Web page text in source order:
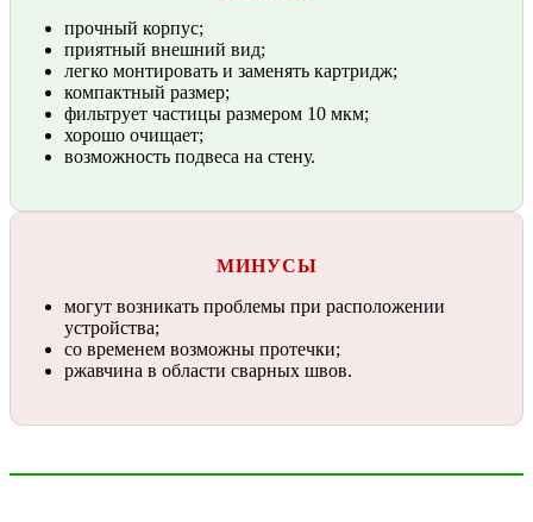
прочный корпус;
приятный внешний вид;
легко монтировать и заменять картридж;
компактный размер;
фильтрует частицы размером 10 мкм;
хорошо очищает;
возможность подвеса на стену.
МИНУСЫ
могут возникать проблемы при расположении
устройства;
со временем возможны протечки;
ржавчина в области сварных швов.